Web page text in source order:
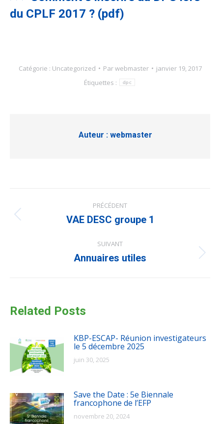
du CPLF 2017 ? (pdf)
Catégorie : Uncategorized Parwebmaster
janvier 19, 2017
Étiquettes :
dpc
Auteur : webmaster
Navigation
article
PRÉCÉDENT
Article
précédent
VAE DESC groupe 1
SUIVANT
Article
suivant
Annuaires utiles
Related Posts
KBP-ESCAP- Réunion investigateurs
le 5 décembre 2025
juin 30, 2025
Save the Date : 5e Biennale
francophone de l’EFP
novembre 20, 2024